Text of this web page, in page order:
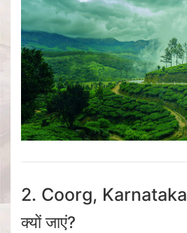
2. Coorg, Karnataka
क्यों जाएं?